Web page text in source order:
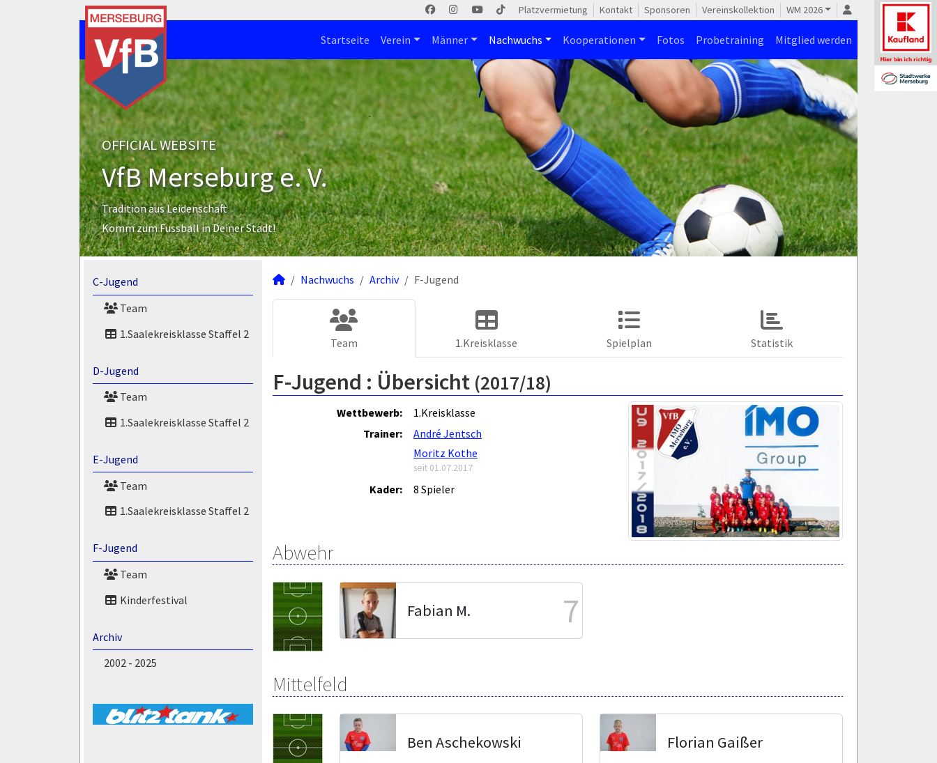
Platzvermietung Kontakt Sponsoren Vereinskollektion WM 2026
Startseite Verein Männer Nachwuchs Kooperationen Fotos Probetraining Mitglied werden
OFFICIAL WEBSITE
VfB Merseburg e. V.
Tradition aus Leidenschaft
Komm zum Fussball in Deiner Stadt!
C-Jugend
Team
1.Saalekreisklasse Staffel 2
D-Jugend
Team
1.Saalekreisklasse Staffel 2
E-Jugend
Team
1.Saalekreisklasse Staffel 2
F-Jugend
Team
Kinderfestival
Archiv
2002 - 2025
Nachwuchs Archiv F-Jugend
Team 1.Kreisklasse Spielplan Statistik
F-Jugend : Übersicht (2017/18)
Wettbewerb:
1.Kreisklasse
Trainer:
André Jentsch
Moritz Kothe
seit 01.07.2017
Kader: 8 Spieler
Abwehr
Fabian M. 7
Mittelfeld
Ben Aschekowski Florian Gaißer